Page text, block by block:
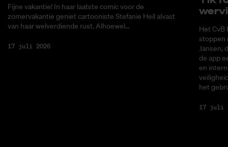
Fijne vakantie! In haar laatste comic voor de
zomervakantie geniet cartooniste Stefanie Heil alvast
van haar welverdiende rust. Alhoewel...
17 juli 2026
Het CvB
stoppen
Jansen,
de app
en
het
17 juli